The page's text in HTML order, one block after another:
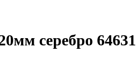
серебро 64631